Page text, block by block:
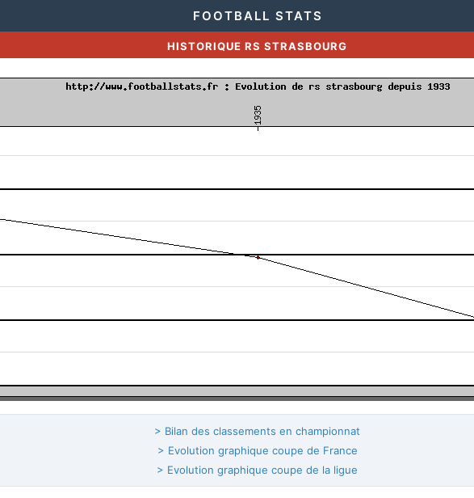
FOOTBALL STATS
HISTORIQUE RS STRASBOURG
> Bilan des classements en championnat
> Evolution graphique coupe de France
> Evolution graphique coupe de la ligue